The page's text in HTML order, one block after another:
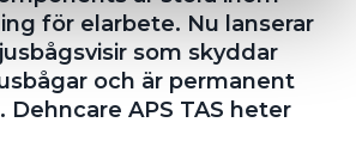
för elarbete. Nu lanserar
som skyddar
och är permanent
APS TAS heter